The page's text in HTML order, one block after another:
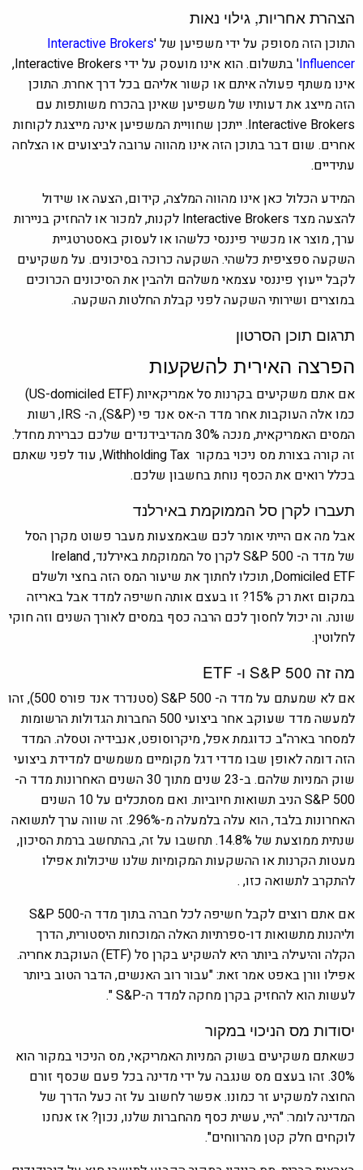
הצהרת אחריות, גילוי נאות
התוכן הזה מסופק על ידי משפיען של 'Interactive Brokers
Influencer
' בתשלום. הוא אינו מועסק על ידי Interactive Brokers,
אינו משתף פעולה איתם או קשור אליהם בכל דרך אחרת. התוכן
הזה מייצג את דעותיו של משפיען שאינן בהכרח משותפות עם
Interactive Brokers. ייתכן שחוויית המשפיען אינה מייצגת לקוחות
אחרים. שום דבר בתוכן הזה אינו מהווה ערובה לביצועים או הצלחה
עתידיים.
המידע הכלול כאן אינו מהווה המלצה, קידום, הצעה או שידול
להצעה מצד Interactive Brokers לקנות, למכור או להחזיק בניירות
ערך, מוצר או מכשיר פיננסי כלשהו או לעסוק באסטרטגיית
השקעה ספציפית כלשהי. השקעה כרוכה בסיכונים. על משקיעים
לקבל ייעוץ פיננסי עצמאי משלהם ולהבין את הסיכונים הכרוכים
במוצרים ושירותי השקעה לפני קבלת החלטות השקעה.
תרגום תוכן הסרטון
הפרצה האירית להשקעות
אם אתם משקיעים בקרנות סל אמריקאיות (US-domiciled ETF)
כמו אלה העוקבות אחר מדד ה-אס אנד פי (S&P), ה- IRS, רשות
המסים האמריקאית, מנכה 30% מהדיבידנדים שלכם כברירת מחדל.
זה קורה בצורת מס ניכוי במקור Withholding Tax, עוד לפני שאתם
בכלל רואים את הכסף נוחת בחשבון שלכם.
תעברו לקרן סל הממוקמת באירלנד
אבל מה אם הייתי אומר לכם שבאמצעות מעבר פשוט מקרן הסל
של מדד ה- S&P 500 לקרן סל הממוקמת באירלנד, Ireland
Domiciled ETF, תוכלו לחתוך את שיעור המס הזה בחצי ולשלם
במקום זאת רק 15%? זו בעצם אותה חשיפה למדד אבל באריזה
שונה. וה יכול לחסוך לכם הרבה כסף במסים לאורך השנים וזה חוקי
לחלוטין.
מה זה S&P 500 ו- ETF
אם לא שמעתם על מדד ה- S&P 500 (סטנדרד אנד פורס 500), זהו
למעשה מדד שעוקב אחר ביצועי 500 החברות הגדולות הרשומות
למסחר בארה"ב כדוגמת אפל, מיקרוסופט, אנבידיה וטסלה. המדד
הזה דומה לאופן שבו מדדי דגל מקומיים משמשים למדידת ביצועי
שוק המניות שלהם. ב-23 שנים מתוך 30 השנים האחרונות מדד ה-
S&P 500 הניב תשואות חיוביות. ואם מסתכלים על 10 השנים
האחרונות בלבד, הוא עלה בלמעלה מ-296%. זה שווה ערך לתשואה
שנתית ממוצעת של 14.8%. תחשבו על זה, בהתחשב ברמת הסיכון,
מעטות הקרנות או ההשקעות המקומיות שלנו שיכולות אפילו
להתקרב לתשואה כזו, .
אם אתם רוצים לקבל חשיפה לכל חברה בתוך מדד ה-S&P 500
וליהנות מתשואות דו-ספרתיות האלה המוכחות היסטורית, הדרך
הקלה והיעילה ביותר היא להשקיע בקרן סל (ETF) העוקבת אחריה.
אפילו וורן באפט אמר זאת: "עבור רוב האנשים, הדבר הטוב ביותר
לעשות הוא להחזיק בקרן מחקה למדד ה-S&P ".
יסודות מס הניכוי במקור
כשאתם משקיעים בשוק המניות האמריקאי, מס הניכוי במקור הוא
30%. זהו בעצם מס שנגבה על ידי מדינה בכל פעם שכסף זורם
החוצה למשקיע זר כמונו. אפשר לחשוב על זה כעל הדרך של
המדינה לומר: "היי, עשית כסף מהחברות שלנו, נכון? אז אנחנו
לוקחים חלק קטן מהרווחים".